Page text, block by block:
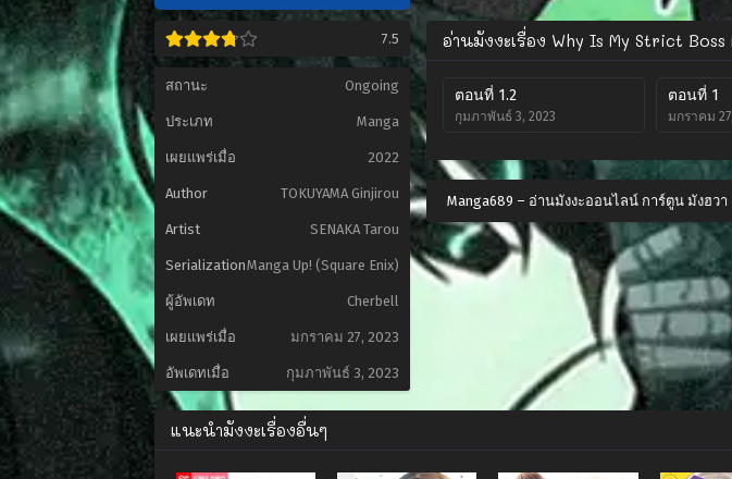
7.5
สถานะ Ongoing
ประเภท Manga
เผยแพร่เมื่อ 2022
Author TOKUYAMA Ginjirou
Artist SENAKA Tarou
SerializationManga Up! (Square Enix)
ผู้อัพเดท Cherbell
เผยแพร่เมื่อ มกราคม 27, 2023
อัพเดทเมื่อ กุมภาพันธ์ 3, 2023
อ่านมังงะเรื่อง Why Is My Strict Boss
ตอนที่ 1.2
กุมภาพันธ์ 3, 2023
ตอนที่ 1
มกราคม
Manga689 – อ่านมังงะออนไลน์ การ์ตูน มังฮว
แนะนำมังงะเรื่องอื่นๆ